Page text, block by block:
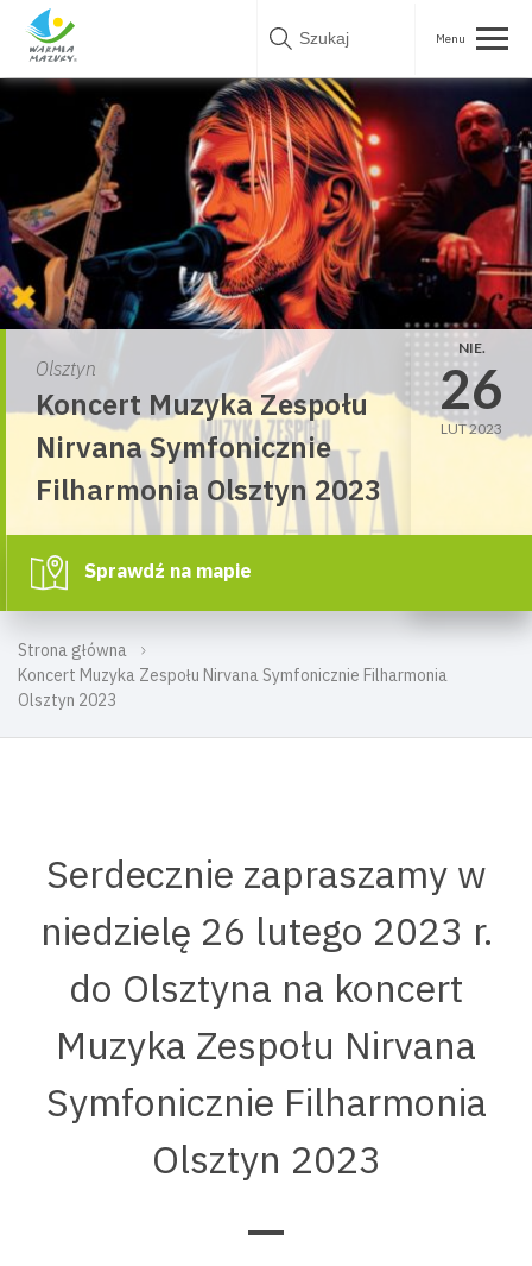
Skip
Strona główna
Koncert Muzyka Zespołu Nirvana Symfonicznie Filharmonia
Olsztyn 2023
Olsztyn
Koncert Muzyka Zespołu
Nirvana Symfonicznie
Filharmonia Olsztyn 2023
NIE.
26
LUT 2023
Sprawdź na mapie
Serdecznie zapraszamy w
niedzielę 26 lutego 2023 r.
do Olsztyna na koncert
Muzyka Zespołu Nirvana
Symfonicznie Filharmonia
Olsztyn 2023